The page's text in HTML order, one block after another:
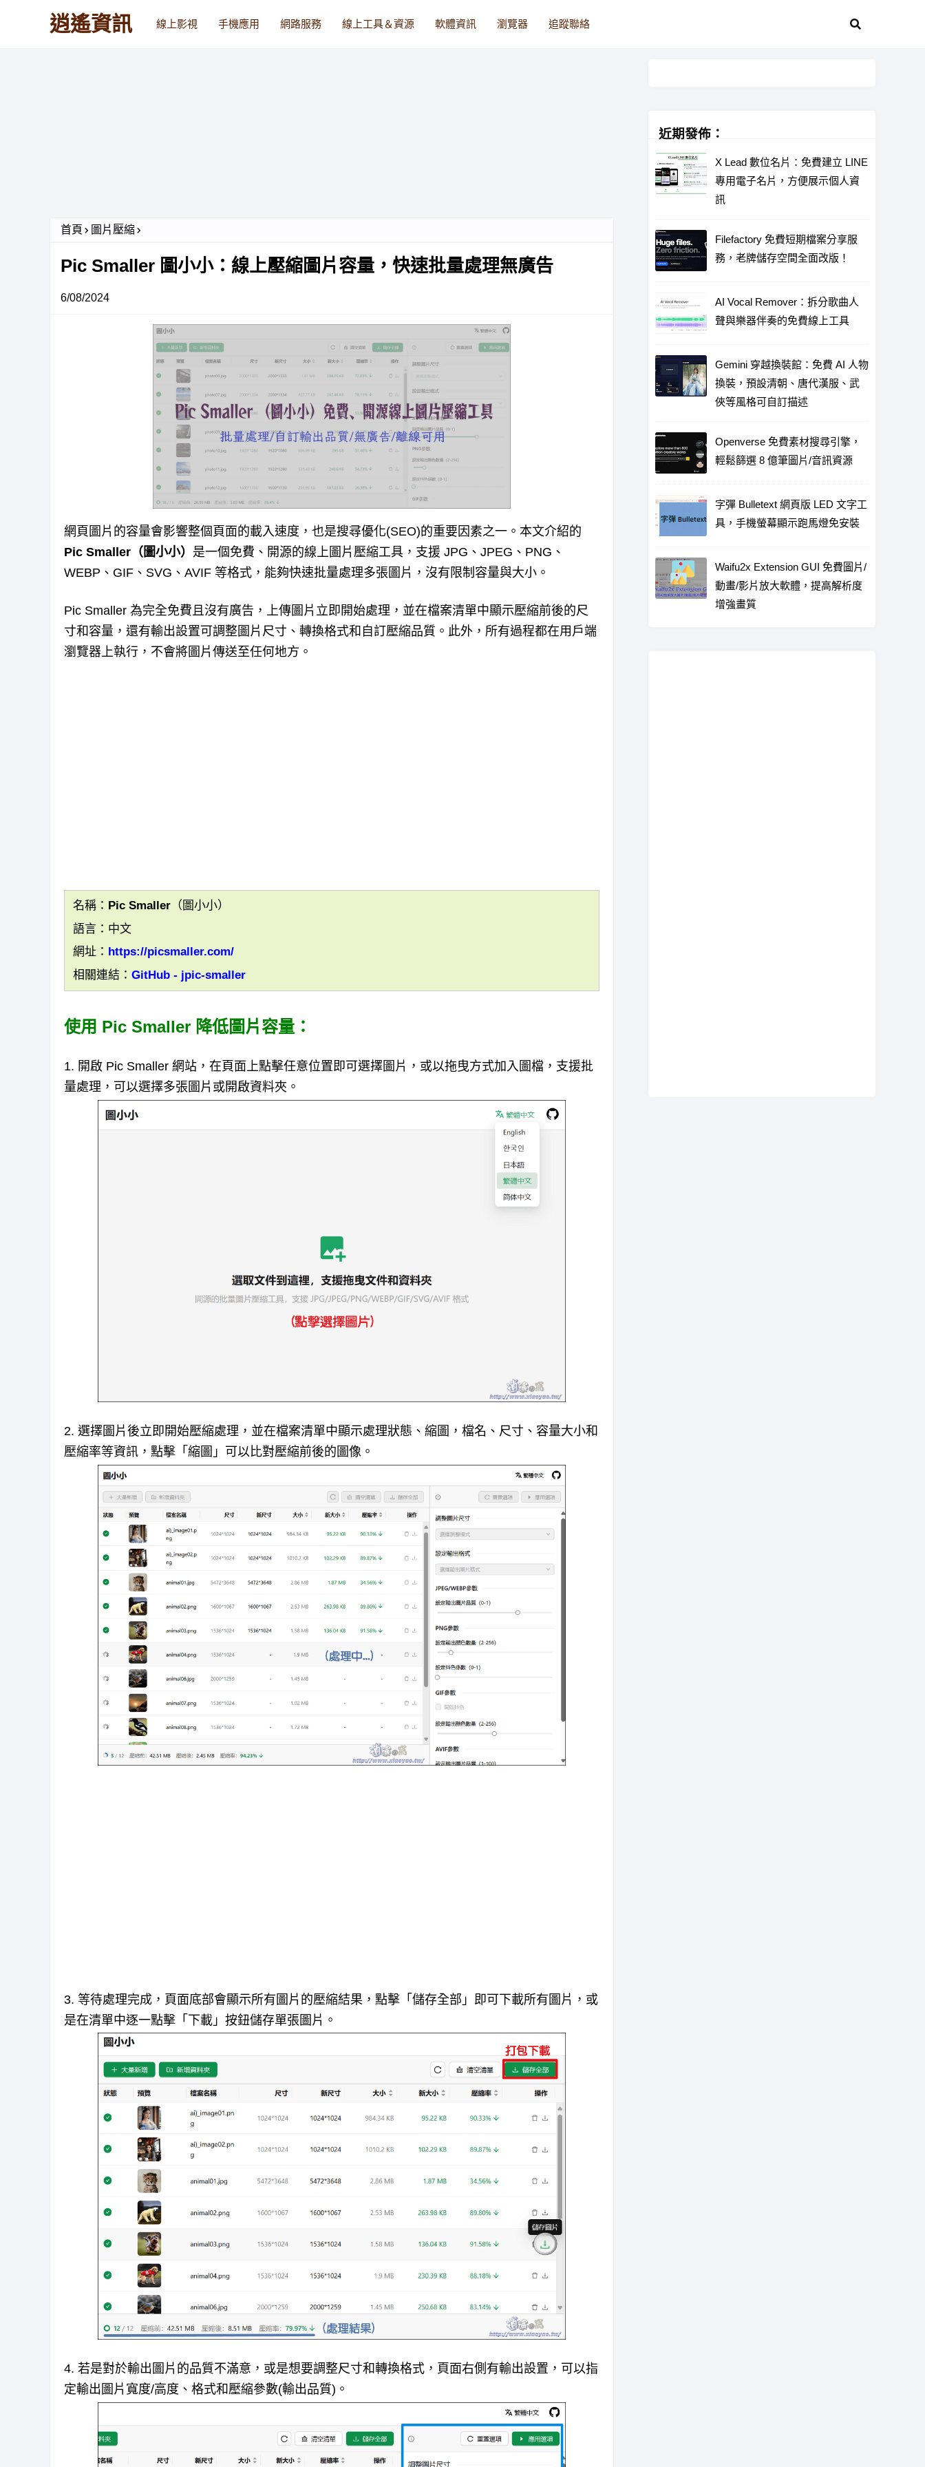
逍遙資訊 線上影視 手機應用 網路服務 線上工具＆資源 軟體資訊 瀏覽器 追蹤聯絡
首頁 圖片壓縮
Pic Smaller 圖小小：線上壓縮圖片容量，快速批量處理無廣告
6/08/2024
網頁圖片的容量會影響整個頁面的載入速度，也是搜尋優化(SEO)的重要因素之一。本文介紹的
Pic Smaller（圖小小） 是一個免費、開源的線上圖片壓縮工具，支援 JPG、JPEG、PNG、
WEBP、GIF、SVG、AVIF 等格式，能夠快速批量處理多張圖片，沒有限制容量與大小。
Pic Smaller 為完全免費且沒有廣告，上傳圖片立即開始處理，並在檔案清單中顯示壓縮前後的尺
寸和容量，還有輸出設置可調整圖片尺寸、轉換格式和自訂壓縮品質。此外，所有過程都在用戶端
瀏覽器上執行，不會將圖片傳送至任何地方。
名稱：Pic Smaller（圖小小）
語言：中文
網址： https://picsmaller.com/
相關連結： GitHub - jpic-smaller
使用 Pic Smaller 降低圖片容量：
1. 開啟 Pic Smaller 網站，在頁面上點擊任意位置即可選擇圖片，或以拖曳方式加入圖檔，支援批
量處理，可以選擇多張圖片或開啟資料夾。
2. 選擇圖片後立即開始壓縮處理，並在檔案清單中顯示處理狀態、縮圖，檔名、尺寸、容量大小和
壓縮率等資訊，點擊「縮圖」可以比對壓縮前後的圖像。
3. 等待處理完成，頁面底部會顯示所有圖片的壓縮結果，點擊「儲存全部」即可下載所有圖片，或
是在清單中逐一點擊「下載」按鈕儲存單張圖片。
4. 若是對於輸出圖片的品質不滿意，或是想要調整尺寸和轉換格式，頁面右側有輸出設置，可以指
定輸出圖片寬度/高度、格式和壓縮參數(輸出品質)。
近期發佈：
X Lead 數位名片：免費建立 LINE
專用電子名片，方便展示個人資
訊
Filefactory 免費短期檔案分享服
務，老牌儲存空間全面改版！
AI Vocal Remover：拆分歌曲人
聲與樂器伴奏的免費線上工具
Gemini 穿越換裝館：免費 AI 人物
換裝，預設清朝、唐代漢服、武
俠等風格可自訂描述
Openverse 免費素材搜尋引擎，
輕鬆篩選 8 億筆圖片/音訊資源
字彈 Bulletext 網頁版 LED 文字工
具，手機螢幕顯示跑馬燈免安裝
Waifu2x Extension GUI 免費圖片/
動畫/影片放大軟體，提高解析度
增強畫質